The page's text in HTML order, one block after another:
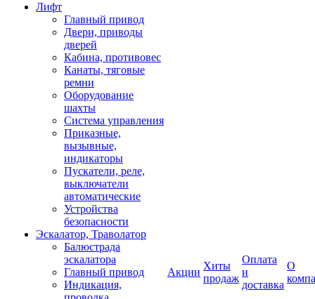
Лифт
Главный привод
Двери, приводы
дверей
Кабина, противовес
Канаты, тяговые
ремни
Оборудование
шахты
Система управления
Приказные,
вызывные,
индикаторы
Пускатели, реле,
выключатели
автоматические
Устройства
безопасности
Эскалатор, Траволатор
Балюстрада
эскалатора
Главный привод
Индикация,
Акции
Хиты
продаж
Оплата
и
доставка
О